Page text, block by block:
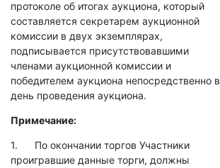
протоколе об итогах аукциона, который
составляется секретарем аукционной
комиссии в двух экземплярах,
подписывается присутствовавшими
членами аукционной комиссии и
победителем аукциона непосредственно в
день проведения аукциона.
Примечание:
1. По окончании торгов Участники
проигравшие данные торги, должны